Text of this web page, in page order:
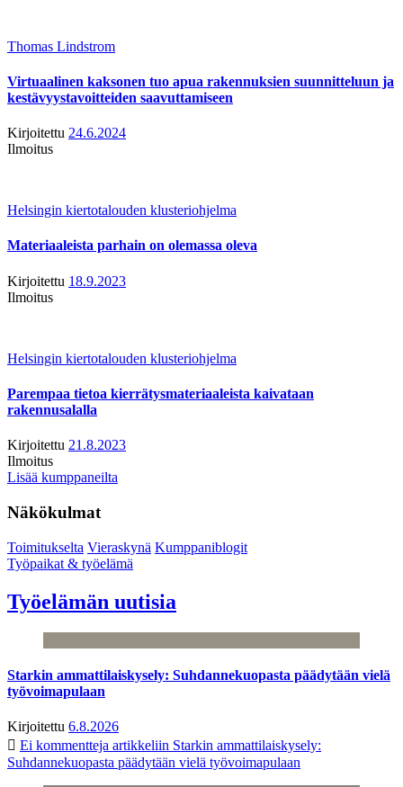
Thomas Lindstrom
Virtuaalinen kaksonen tuo apua rakennuksien suunnitteluun ja
kestävyystavoitteiden saavuttamiseen
Kirjoitettu 24.6.2024
Ilmoitus
Helsingin kiertotalouden klusteriohjelma
Materiaaleista parhain on olemassa oleva
Kirjoitettu 18.9.2023
Ilmoitus
Helsingin kiertotalouden klusteriohjelma
Parempaa tietoa kierrätysmateriaaleista kaivataan
rakennusalalla
Kirjoitettu 21.8.2023
Ilmoitus
Lisää kumppaneilta
Näkökulmat
Toimitukselta Vieraskynä Kumppaniblogit
Työpaikat & työelämä
Työelämän uutisia
Starkin ammattilaiskysely: Suhdannekuopasta päädytään vielä
työvoimapulaan
Kirjoitettu 6.8.2026
Ei kommentteja artikkeliin Starkin ammattilaiskysely:
Suhdannekuopasta päädytään vielä työvoimapulaan